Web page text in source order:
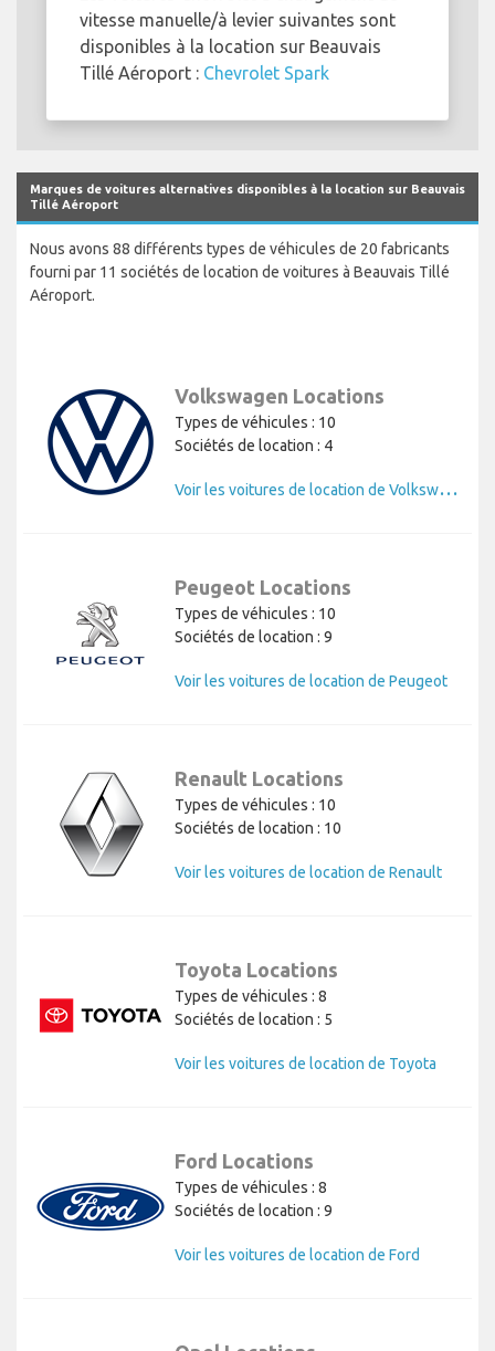
vitesse manuelle/à levier suivantes sont
disponibles à la location sur Beauvais
Tillé Aéroport : Chevrolet Spark
Marques de voitures alternatives disponibles à la location sur Beauvais
Tillé Aéroport
Nous avons 88 différents types de véhicules de 20 fabricants
fourni par 11 sociétés de location de voitures à Beauvais Tillé
Aéroport.
Volkswagen Locations
Types de véhicules : 10
Sociétés de location : 4
V
oir les voitures de location de Volkswagen
Peugeot Locations
Types de véhicules : 10
Sociétés de location : 9
Voir les voitures de location de Peugeot
Renault Locations
Types de véhicules : 10
Sociétés de location : 10
Voir les voitures de location de Renault
Toyota Locations
Types de véhicules : 8
Sociétés de location : 5
Voir les voitures de location de Toyota
Ford Locations
Types de véhicules : 8
Sociétés de location : 9
Voir les voitures de location de Ford